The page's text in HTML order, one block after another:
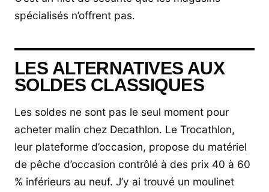
spécialisés n’offrent pas.
LES ALTERNATIVES AUX
SOLDES CLASSIQUES
Les soldes ne sont pas le seul moment pour
acheter malin chez Decathlon. Le Trocathlon,
leur plateforme d’occasion, propose du matériel
de pêche d’occasion contrôlé à des prix 40 à 60
% inférieurs au neuf. J’y ai trouvé un moulinet